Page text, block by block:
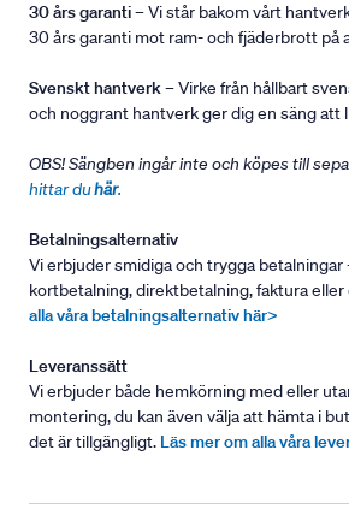
30 års garanti– Vi står bakom vårt
30 års garanti mot ram- och fjäderbrott på
Svenskt hantverk– Virke från hållbart
och noggrant hantverk ger dig en säng att
OBS! Sängben ingår inte och köpes till
hittar duhär.
Betalningsalternativ
Vi erbjuder smidiga och trygga betalningar
kortbetalning, direktbetalning, faktura
alla våra betalningsalternativ här>
Leveranssätt
Vi erbjuder både hemkörning med eller
montering, du kan även välja att hämta i
det är tillgängligt. Läs mer om alla våra